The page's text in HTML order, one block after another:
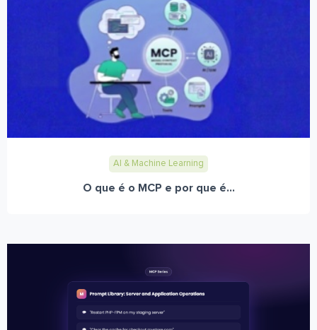
AI & Machine Learning
O que é o MCP e por que é...